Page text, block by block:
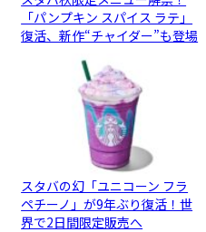
「パンプキン スパイス ラテ」
復活、新作“チャイダー”も登場
スタバの幻「ユニコーン フラ
ペチーノ」が9年ぶり復活！世
界で2日間限定販売へ